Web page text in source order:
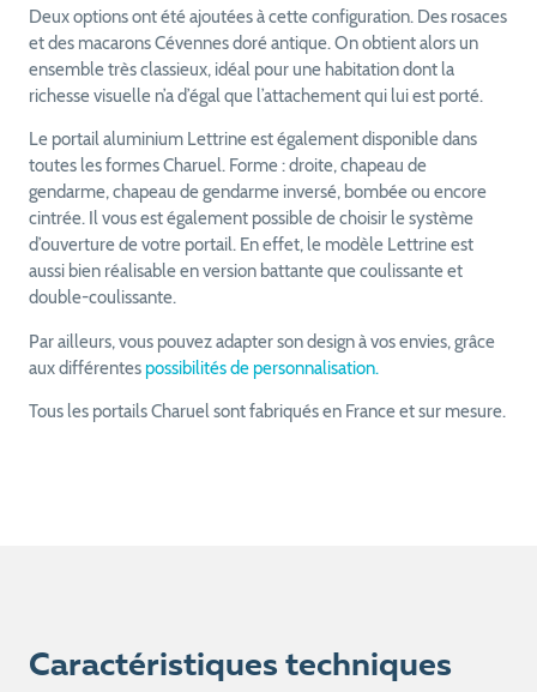
Deux options ont été ajoutées à cette configuration. Des rosaces
et des macarons Cévennes doré antique. On obtient alors un
ensemble très classieux, idéal pour une habitation dont la
richesse visuelle n’a d’égal que l’attachement qui lui est porté.
Le portail aluminium Lettrine est également disponible dans
toutes les formes Charuel. Forme : droite, chapeau de
gendarme, chapeau de gendarme inversé, bombée ou encore
cintrée. Il vous est également possible de choisir le système
d’ouverture de votre portail. En effet, le modèle Lettrine est
aussi bien réalisable en version battante que coulissante et
double-coulissante.
Par ailleurs, vous pouvez adapter son design à vos envies, grâce
aux différentes possibilités de personnalisation.
Tous les portails Charuel sont fabriqués en France et sur mesure.
Caractéristiques techniques